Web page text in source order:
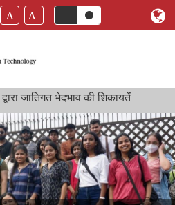
A A-
जातिगत भेदभाव की शिकायतें